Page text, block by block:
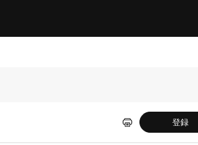
登録